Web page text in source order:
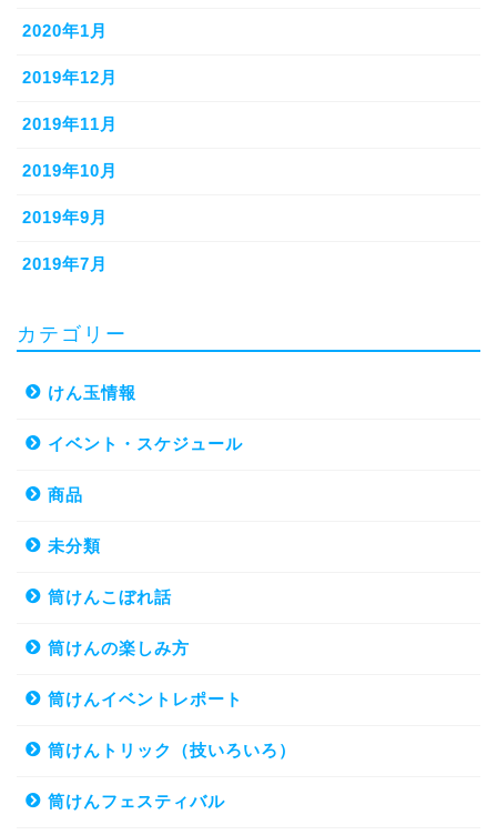
2020年1月
2019年12月
2019年11月
2019年10月
2019年9月
2019年7月
カテゴリー
けん玉情報
イベント・スケジュール
商品
未分類
筒けんこぼれ話
筒けんの楽しみ方
筒けんイベントレポート
筒けんトリック（技いろいろ）
筒けんフェスティバル